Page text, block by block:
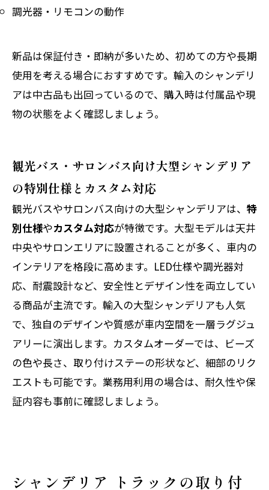
調光器・リモコンの動作
新品は保証付き・即納が多いため、初めての方や長期
使用を考える場合におすすめです。輸入のシャンデリ
アは中古品も出回っているので、購入時は付属品や現
物の状態をよく確認しましょう。
観光バス・サロンバス向け大型シャンデリア
の特別仕様とカスタム対応
観光バスやサロンバス向けの大型シャンデリアは、 特
別仕様やカスタム対応が特徴です。大型モデルは天井
中央やサロンエリアに設置されることが多く、車内の
インテリアを格段に高めます。LED仕様や調光器対
応、耐震設計など、安全性とデザイン性を両立してい
る商品が主流です。輸入の大型シャンデリアも人気
で、独自のデザインや質感が車内空間を一層ラグジュ
アリーに演出します。カスタムオーダーでは、ビーズ
の色や長さ、取り付けステーの形状など、細部のリク
エストも可能です。業務用利用の場合は、耐久性や保
証内容も事前に確認しましょう。
シャンデリア トラックの取り付